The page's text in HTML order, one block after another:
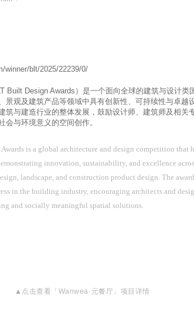
winner/blt/2025/22239/0/
Built Design Awards）是一个面向全球的建筑与设计类
景观及建筑产品等领域中具有创新性、可持续性与卓越
筑与建造行业的整体发展，鼓励设计师、建筑师及相关
会与环境意义的空间创作。
is a global architecture and design competition that
innovation, sustainability, and excellence
landscape, and construction product design. The
in the building industry, encouraging architects and
and socially meaningful spatial solutions.
▲ 点击查看 「Wanwea·元餐厅」项目详情